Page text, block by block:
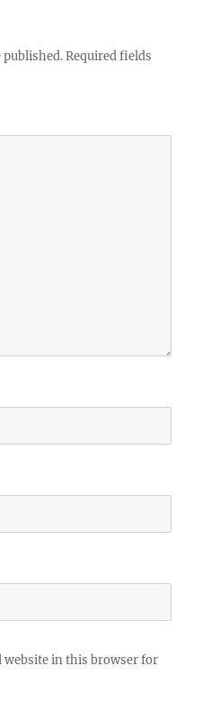
published. Required fields
website in this browser for